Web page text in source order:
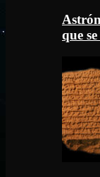
que